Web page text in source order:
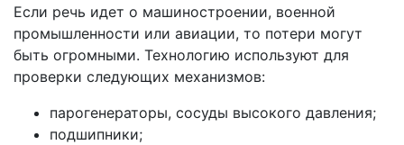
Если речь идет о машиностроении, военной
промышленности или авиации, то потери могут
быть огромными. Технологию используют для
проверки следующих механизмов:
парогенераторы, сосуды высокого давления;
подшипники;